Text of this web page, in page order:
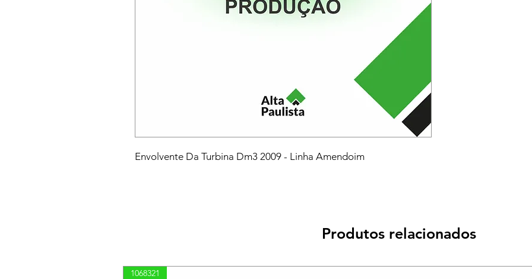
Envolvente Da Turbina Dm3 2009 - Linha Amendoim
Produtos relacionados
1068321